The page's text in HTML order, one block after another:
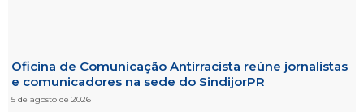
Oficina de Comunicação Antirracista reúne jornalistas
e comunicadores na sede do SindijorPR
5 de agosto de 2026